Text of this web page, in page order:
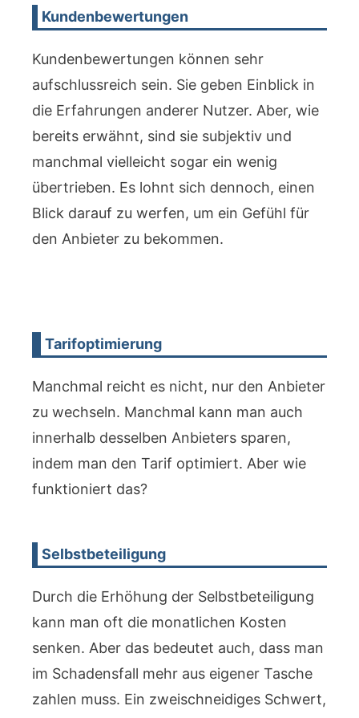
Kundenbewertungen
Kundenbewertungen können sehr
aufschlussreich sein. Sie geben Einblick in
die Erfahrungen anderer Nutzer. Aber, wie
bereits erwähnt, sind sie subjektiv und
manchmal vielleicht sogar ein wenig
übertrieben. Es lohnt sich dennoch, einen
Blick darauf zu werfen, um ein Gefühl für
den Anbieter zu bekommen.
Tarifoptimierung
Manchmal reicht es nicht, nur den Anbieter
zu wechseln. Manchmal kann man auch
innerhalb desselben Anbieters sparen,
indem man den Tarif optimiert. Aber wie
funktioniert das?
Selbstbeteiligung
Durch die Erhöhung der Selbstbeteiligung
kann man oft die monatlichen Kosten
senken. Aber das bedeutet auch, dass man
im Schadensfall mehr aus eigener Tasche
zahlen muss. Ein zweischneidiges Schwert,